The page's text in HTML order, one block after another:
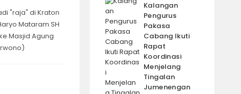
"raja" di Kraton
Mataram SH
Masjid Agung
Kalangan
Pengurus
Pakasa
Cabang Ikuti
Rapat
Koordinasi
Menjelang
Tingalan
Jumenengan